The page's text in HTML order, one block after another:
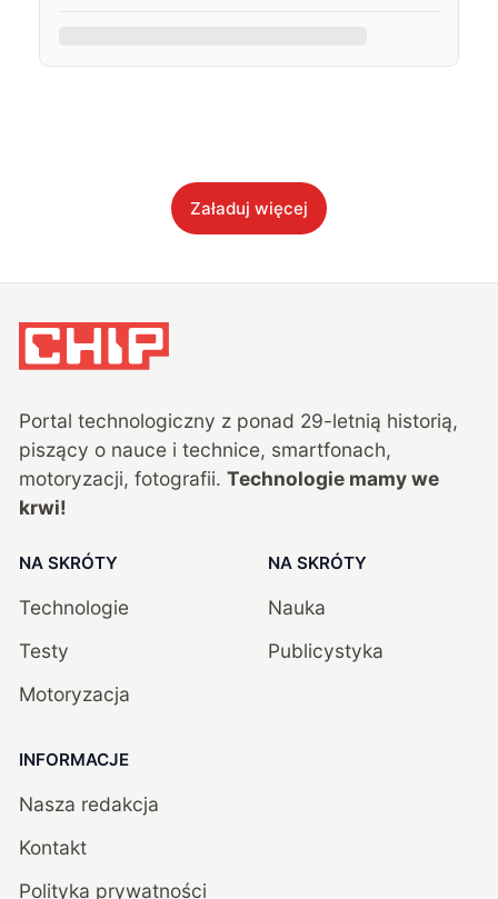
Załaduj więcej
Portal technologiczny z ponad 29-letnią historią,
piszący o nauce i technice, smartfonach,
motoryzacji, fotografii. Technologie mamy we
krwi!
NA SKRÓTY
Technologie
Testy
Motoryzacja
NA SKRÓTY
Nauka
Publicystyka
INFORMACJE
Nasza redakcja
Kontakt
Polityka prywatności